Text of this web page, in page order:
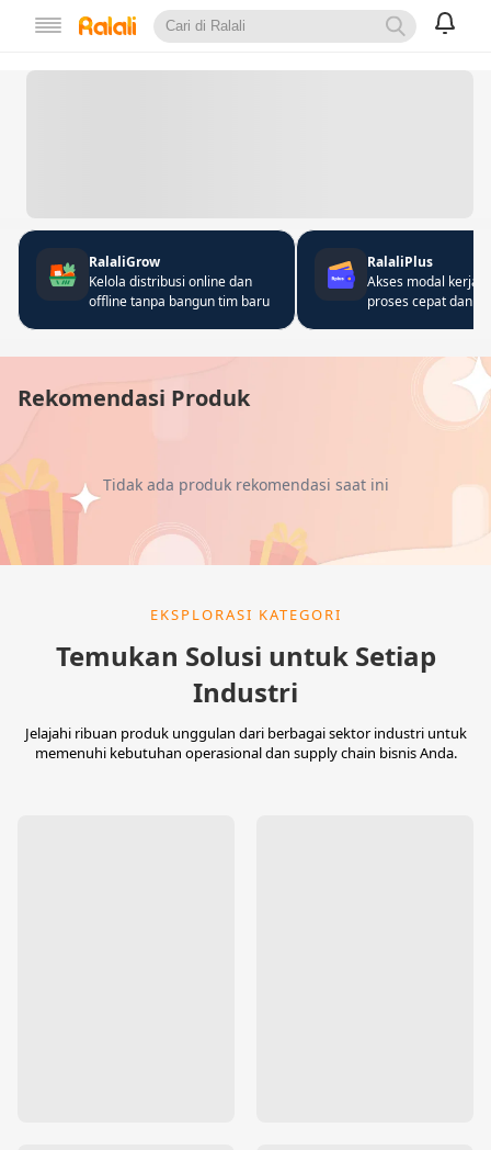
RalaliGrow
Kelola distribusi online dan
offline tanpa bangun tim baru
RalaliPlus
Akses modal kerja
proses cepat dan
Rekomendasi Produk
Tidak ada produk rekomendasi saat ini
EKSPLORASI KATEGORI
Temukan Solusi untuk Setiap
Industri
Jelajahi ribuan produk unggulan dari berbagai sektor industri untuk
memenuhi kebutuhan operasional dan supply chain bisnis Anda.